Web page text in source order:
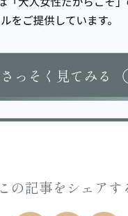
この記事をシェアす